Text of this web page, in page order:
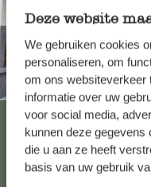
Deze website
We gebruiken cookies
personaliseren, om
om ons websiteverkeer
informatie over uw
voor social media,
kunnen deze gegevens
die u aan ze heeft
basis van uw gebruik
Toujours
Voir les 62